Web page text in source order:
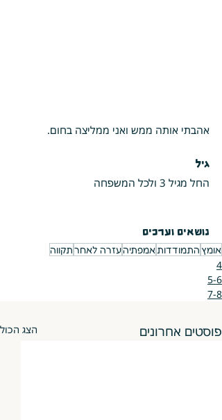
אהבתי אותה ממש ואני ממליצה בחום.
גיל
החל מגיל 3 ולכל המשפחה
נושאים וערכים
אומץ התמודדותאמפתיהעזרה לאחרתקווה
4
5-6
7-8
פוסטים אחרונים הצג הכול